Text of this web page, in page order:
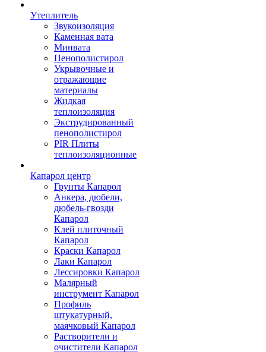
Утеплитель
Звукоизоляция
Каменная вата
Минвата
Пенополистирол
Укрывочные и
отражающие
материалы
Жидкая
теплоизоляция
Экструдированный
пенополистирол
PIR Плиты
теплоизоляционные
Капарол центр
Грунты Капарол
Анкера, дюбели,
дюбель-гвозди
Капарол
Клей плиточный
Капарол
Краски Капарол
Лаки Капарол
Лессировки Капарол
Малярный
инструмент Капарол
Профиль
штукатурный,
маячковый Капарол
Растворители и
очистители Капарол